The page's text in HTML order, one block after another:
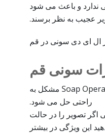
ندارد و باعث می شود
عجیب به نظر برسند.
سونی قم
البته با خاموش کردن Soap Opera مشکل به
راحتی حل می شود.
اگر تصویر را در حالت
این ویژگی در بیشتر